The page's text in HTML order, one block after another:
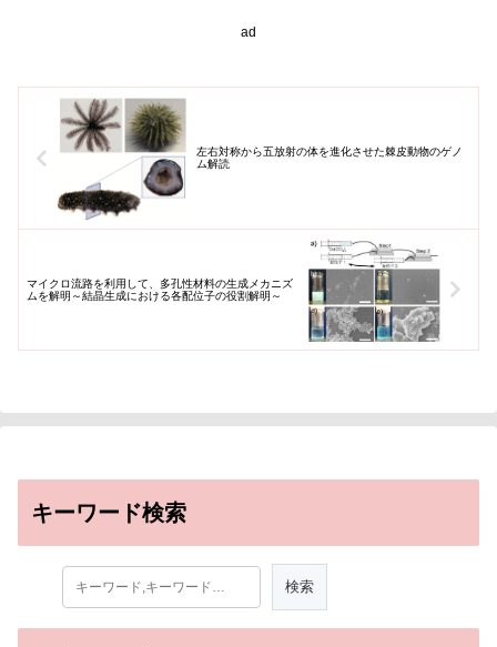
ad
左右対称から五放射の体を進化させた棘皮動物のゲノ
ム解読
マイクロ流路を利用して、多孔性材料の生成メカニズ
ムを解明～結晶生成における各配位子の役割解明～
キーワード検索